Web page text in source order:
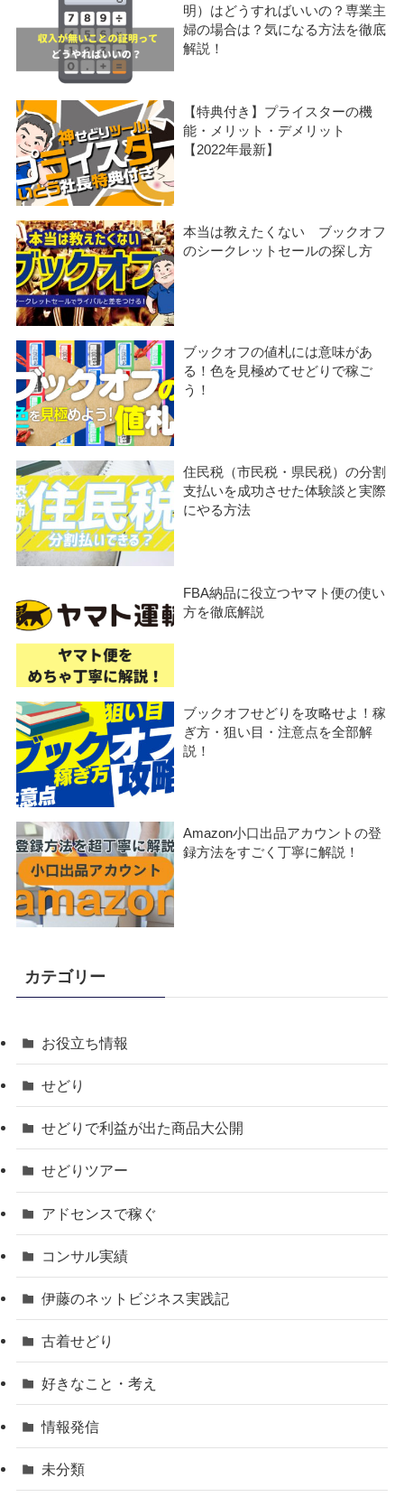
明）はどうすればいいの？専業主
婦の場合は？気になる方法を徹底
解説！
【特典付き】プライスターの機
能・メリット・デメリット
【2022年最新】
本当は教えたくない ブックオフ
のシークレットセールの探し方
ブックオフの値札には意味があ
る！色を見極めてせどりで稼ご
う！
住民税（市民税・県民税）の分割
支払いを成功させた体験談と実際
にやる方法
FBA納品に役立つヤマト便の使い
方を徹底解説
ブックオフせどりを攻略せよ！稼
ぎ方・狙い目・注意点を全部解
説！
Amazon小口出品アカウントの登
録方法をすごく丁寧に解説！
カテゴリー
お役立ち情報
せどり
せどりで利益が出た商品大公開
せどりツアー
アドセンスで稼ぐ
コンサル実績
伊藤のネットビジネス実践記
古着せどり
好きなこと・考え
情報発信
未分類